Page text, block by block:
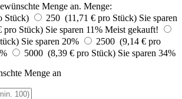
Menge an. Menge:
Stück)
250 (11,71 € pro Stück) Sie sparen
pro Stück) Sie sparen 11% Meist gekauft!
Sie sparen 20%
2500 (9,14 € pro
5000 (8,39 € pro Stück) Sie sparen 34%
Menge an